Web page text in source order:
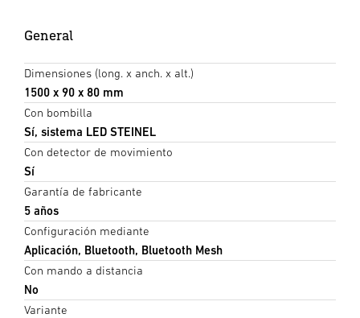
General
Dimensiones (long. x anch. x alt.)
1500 x 90 x 80 mm
Con bombilla
Sí, sistema LED STEINEL
Con detector de movimiento
Sí
Garantía de fabricante
5 años
Configuración mediante
Aplicación, Bluetooth, Bluetooth Mesh
Con mando a distancia
No
Variante